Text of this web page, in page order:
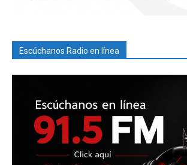
Escúchanos Radio en línea